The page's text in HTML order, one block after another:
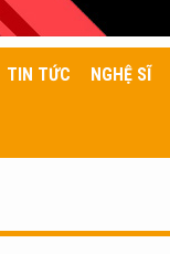
TIN TỨC NGHỆ SĨ